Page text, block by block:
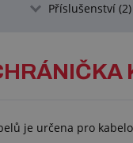
Příslušenství (2)
je určena pro